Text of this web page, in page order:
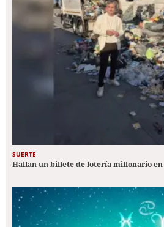
SUERTE
Hallan un billete de lotería millonario